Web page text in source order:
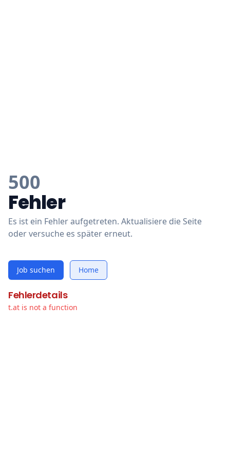
500
Fehler
Es ist ein Fehler aufgetreten. Aktualisiere die Seite
oder versuche es später erneut.
Job suchen Home
Fehlerdetails
t.at is not a function